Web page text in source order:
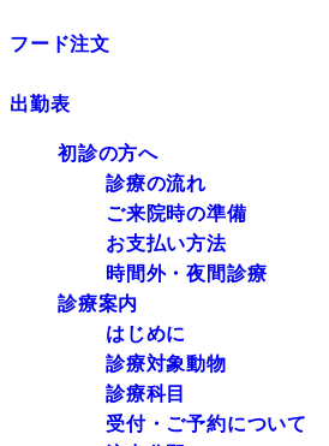
フード注文
出勤表
初診の方へ
診療の流れ
ご来院時の準備
お支払い方法
時間外・夜間診療
診療案内
はじめに
診療対象動物
診療科目
受付・ご予約について